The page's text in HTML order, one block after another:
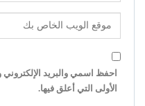
احفظ اسمي والبريد
الأولى التي أعلق فيها.